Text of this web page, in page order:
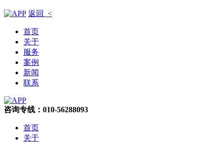
返回 <
首页
关于
服务
案例
新闻
联系
咨询专线：010-56288093
首页
关于